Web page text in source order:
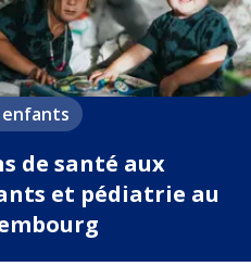
enfants
de santé aux
et pédiatrie au